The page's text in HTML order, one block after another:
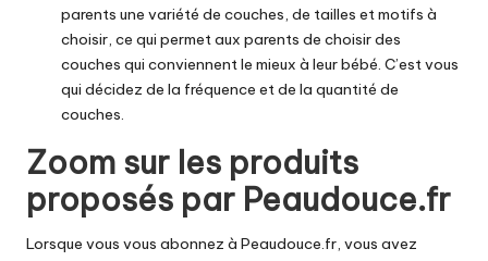
parents une variété de couches, de tailles et motifs à
choisir, ce qui permet aux parents de choisir des
couches qui conviennent le mieux à leur bébé. C’est vous
qui décidez de la fréquence et de la quantité de
couches.
Zoom sur les produits
proposés par Peaudouce.fr
Lorsque vous vous abonnez à Peaudouce.fr, vous avez